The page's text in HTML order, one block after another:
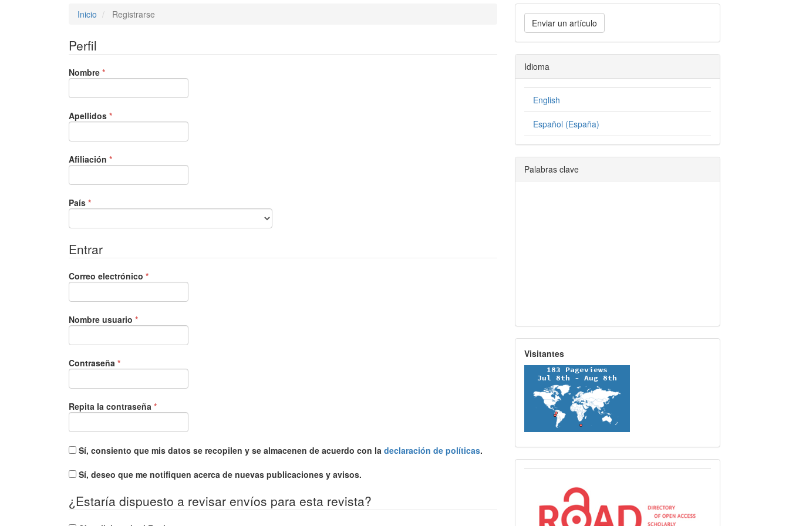
Inicio Registrarse
Perfil
Nombre *Obligatorio
Apellidos *Obligatorio
Afiliación *Obligatorio
País *Obligatorio
Entrar
Correo electrónico *Obligatorio
Nombre usuario *Obligatorio
Contraseña *Obligatorio
Repita la contraseña *Obligatorio
Sí, consiento que mis datos se recopilen y se almacenen de acuerdo con la declaración de políticas.
Sí, deseo que me notifiquen acerca de nuevas publicaciones y avisos.
¿Estaría dispuesto a revisar envíos para esta revista?
Enviar un artículo
Idioma
English
Español (España)
Palabras clave
Visitantes